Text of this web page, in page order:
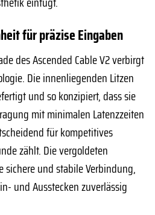
für präzise Eingaben
des Ascended Cable V2 verbirgt
Die innenliegenden Litzen
und so konzipiert, dass sie
mit minimalen Latenzzeiten
für kompetitives
zählt. Die vergoldeten
sichere und stabile Verbindung,
und Ausstecken zuverlässig